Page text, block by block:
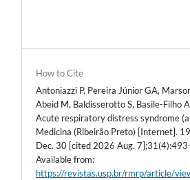
How to Cite
Antoniazzi P, Pereira Júnior GA,
Abeid M, Baldisserotto S, Basile-Filho
Acute respiratory distress syndrome
Medicina (Ribeirão Preto) [Internet].
Dec. 30 [cited 2026 Aug.
Available from:
https://revistas.usp.br/rmrp/article/